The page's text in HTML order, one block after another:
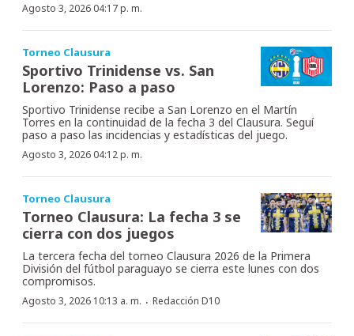
Agosto 3, 2026 04:17 p. m.
Torneo Clausura
Sportivo Trinidense vs. San
Lorenzo: Paso a paso
Sportivo Trinidense recibe a San Lorenzo en el Martín
Torres en la continuidad de la fecha 3 del Clausura. Seguí
paso a paso las incidencias y estadísticas del juego.
Agosto 3, 2026 04:12 p. m.
Torneo Clausura
Torneo Clausura: La fecha 3 se
cierra con dos juegos
La tercera fecha del torneo Clausura 2026 de la Primera
División del fútbol paraguayo se cierra este lunes con dos
compromisos.
Agosto 3, 2026 10:13 a. m. · Redacción D10